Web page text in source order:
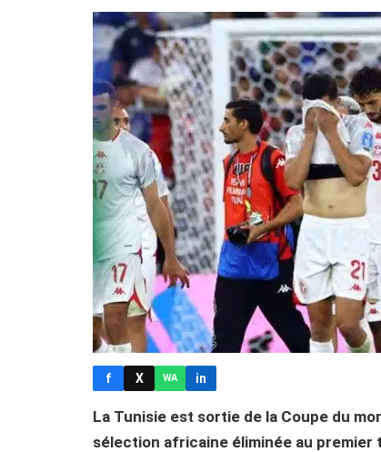
f X WA in
La Tunisie est sortie de la Coupe du
sélection africaine éliminée au premier